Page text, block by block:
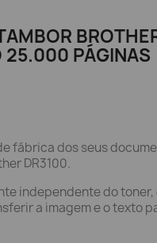
25.000 PÁGINAS
fábrica dos seus
DR3100.
independente do
a imagem e o texto